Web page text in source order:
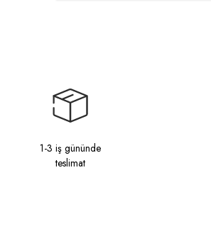
1-3 iş gününde
teslimat